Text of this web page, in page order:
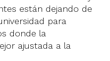
están dejando de
para
donde la
ajustada a la